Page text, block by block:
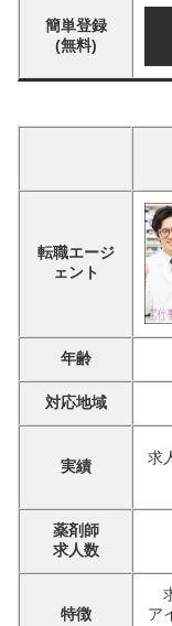
簡単登録
(無料)
転職エージ
ェント
年齢
対応地域
実績 求
薬剤師
求人数
特徴
ア